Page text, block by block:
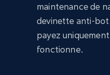
maintenance de
devinette anti-
payez
fonctionne.